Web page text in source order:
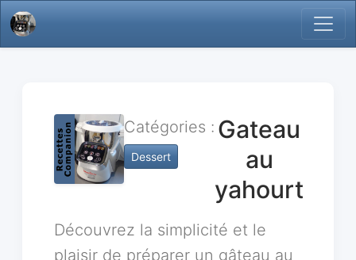
Catégories :
Dessert
Gateau
au
yahourt
Découvrez la simplicité et le
plaisir de préparer un gâteau au